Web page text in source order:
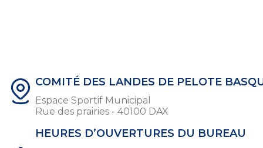
COMITÉ DES LANDES DE PELOTE
Espace Sportif Municipal
Rue des prairies - 40100 DAX
HEURES D’OUVERTURES DU BUREAU